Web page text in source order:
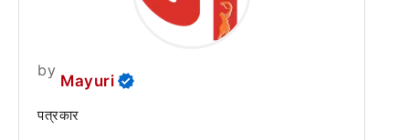
by
Mayuri
पत्रकार